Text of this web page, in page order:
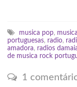
musica pop,
portuguesas, radio,
amadora, radios
de musica rock
1